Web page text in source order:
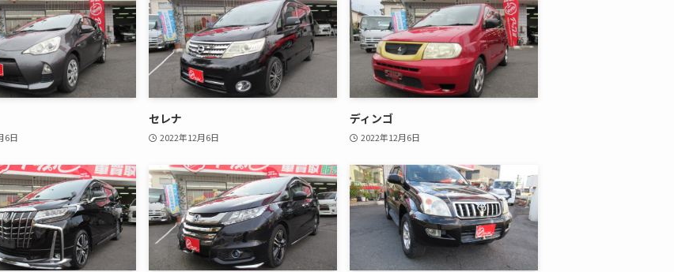
6日
セレナ
2022年12月6日
ディンゴ
2022年12月6日